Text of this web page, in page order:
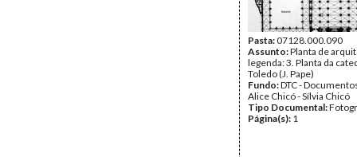
Pasta:07128.000.090
Assunto:Planta de
legenda: 3. Planta da
Toledo (J. Pape)
Fundo:DTC -
Alice Chicó - Sílvia Chicó
Tipo Documental:
Página(s): 1